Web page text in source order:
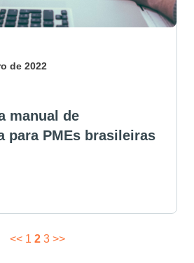
de 2022
manual de
para PMEs brasileiras
PAGINAÇÃO
<< 1 2 3 >>